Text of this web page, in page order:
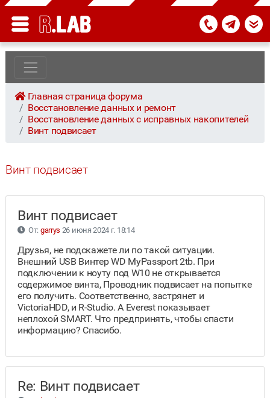
Главная страница форума
Восстановление данных и ремонт
Восстановление данных с исправных накопителей
Винт подвисает
Винт подвисает
Винт подвисает
От: garrys 26 июня 2024 г. 18:14
Друзья, не подскажете ли по такой ситуации.
Внешний USB Винтер WD MyPassport 2tb. При
подключении к ноуту под W10 не открывается
содержимое винта, Проводник подвисает на попытке
его получить. Соответственно, застрянет и
VictoriaHDD, и R-Studio. А Everest показывает
неплохой SMART. Что предпринять, чтобы спасти
информацию? Спасибо.
Re: Винт подвисает